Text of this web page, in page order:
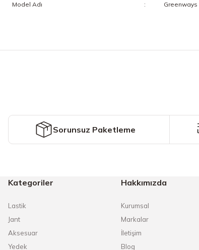
Model Adı : Greenways
Ürün fiyatı diğer sitelerden daha pahalı.
Bu ürüne benzer farklı alternatifler olmalı.
Sorunsuz Paketleme
Kategoriler
Lastik
Jant
Aksesuar
Yedek
Hakkımızda
Kurumsal
Markalar
İletişim
Blog